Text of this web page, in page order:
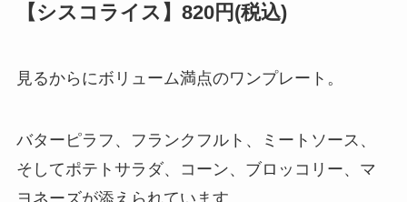
【シスコライス】820円(税込)
見るからにボリューム満点のワンプレート。
バターピラフ、フランクフルト、ミートソース、
そしてポテトサラダ、コーン、ブロッコリー、マ
ヨネーズが添えられています。